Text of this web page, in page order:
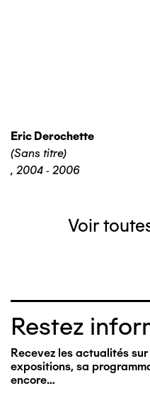
Eric Derochette
(Sans titre)
, 2004 - 2006
Voir
Restez
Recevez les actualités
expositions, sa
encore…